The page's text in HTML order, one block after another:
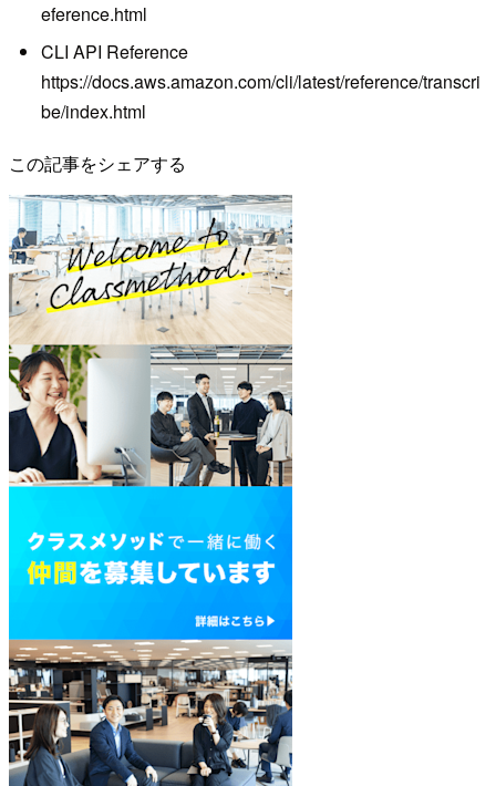
eference.html
CLI API Reference
https://docs.aws.amazon.com/cli/latest/reference/transcri
be/index.html
この記事をシェアする